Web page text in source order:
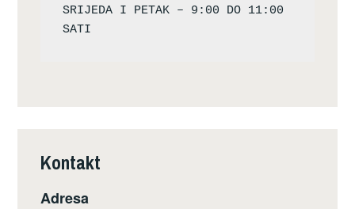
SRIJEDA I PETAK – 9:00 DO 11:00
Kontakt
Adresa